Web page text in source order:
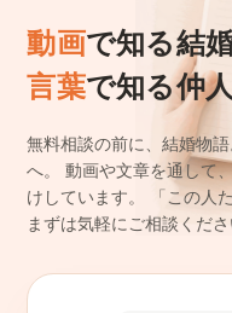
動画で知る結婚
言葉で知る仲人
無料相談の前に、結婚物
へ。
動画や文章を通して
けしています。
「この人
まずは気軽にご相談くださ